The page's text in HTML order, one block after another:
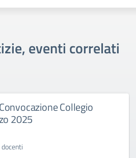
eventi correlati
Collegio
2025